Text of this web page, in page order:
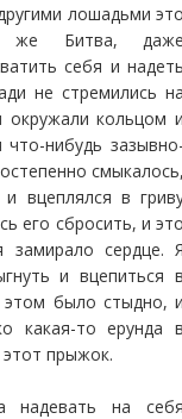
лошадьми
же Битва,
себя и
не стремились
окружали кольцом
что-нибудь
вцеплялся в
его сбросить, и
сердце.
и вцепиться
было стыдно,
какая-то ерунда
прыжок.
надевать на